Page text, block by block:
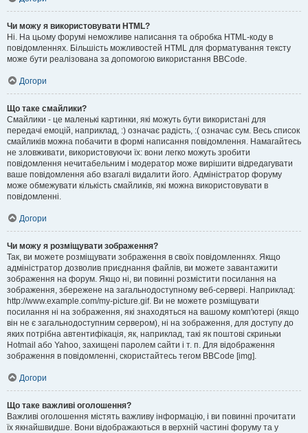
Чи можу я використовувати HTML?
Ні. На цьому форумі неможливе написання та обробка HTML-коду в
повідомленнях. Більшість можливостей HTML для форматування тексту
може бути реалізована за допомогою використання BBCode.
Догори
Що таке смайлики?
Смайлики - це маленькі картинки, які можуть бути використані для
передачі емоцій, наприклад, :) означає радість, :( означає сум. Весь список
смайликів можна побачити в формі написання повідомлення. Намагайтесь
не зловживати, використовуючи їх: вони легко можуть зробити
повідомлення нечитабельним і модератор може вирішити відредагувати
ваше повідомлення або взагалі видалити його. Адміністратор форуму
може обмежувати кількість смайликів, які можна використовувати в
повідомленні.
Догори
Чи можу я розміщувати зображення?
Так, ви можете розміщувати зображення в своїх повідомленнях. Якщо
адміністратор дозволив приєднання файлів, ви можете завантажити
зображення на форум. Якщо ні, ви повинні розмістити посилання на
зображення, збережене на загальнодоступному веб-сервері. Наприклад:
http://www.example.com/my-picture.gif. Ви не можете розміщувати
посилання ні на зображення, які знаходяться на вашому комп'ютері (якщо
він не є загальнодоступним сервером), ні на зображення, для доступу до
яких потрібна автентифікація, як, наприклад, такі як поштові скриньки
Hotmail або Yahoo, захищені паролем сайти і т. п. Для відображення
зображення в повідомленні, скористайтесь тегом BBCode [img].
Догори
Що таке важливі оголошення?
Важливі оголошення містять важливу інформацію, і ви повинні прочитати
їх якнайшвидше. Вони відображаються в верхній частині форуму та у